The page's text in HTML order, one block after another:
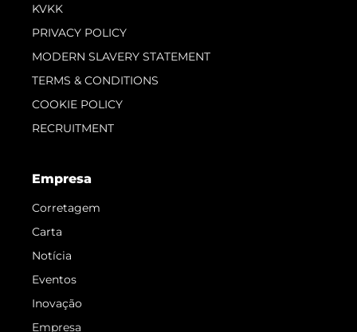
KVKK
PRIVACY POLICY
MODERN SLAVERY STATEMENT
TERMS & CONDITIONS
COOKIE POLICY
RECRUITMENT
Empresa
Corretagem
Carta
Notícia
Eventos
Inovação
Empresa